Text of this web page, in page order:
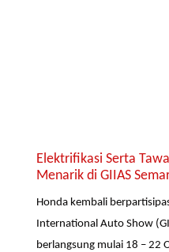
Elektrifikasi Serta
Menarik di GIIAS
Honda kembali
International Auto Show
berlangsung mulai 18 – 22